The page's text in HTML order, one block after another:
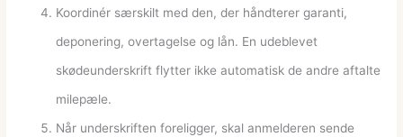
Koordinér særskilt med den, der håndterer garanti,
deponering, overtagelse og lån. En udeblevet
skødeunderskrift flytter ikke automatisk de andre aftalte
milepæle.
Når underskriften foreligger, skal anmelderen sende